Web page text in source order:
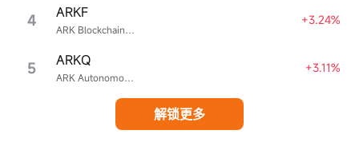
4 ARK Blockchain & Fintech Innovation ETF
ARKF +3.24%
5 ARK Autonomous Technology & Robotics ETF
ARKQ +3.11%
解锁更多